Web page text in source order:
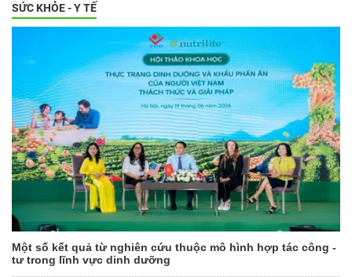
SỨC KHỎE - Y TẾ
Một số kết quả từ nghiên cứu thuộc mô hình hợp tác công -
tư trong lĩnh vực dinh dưỡng